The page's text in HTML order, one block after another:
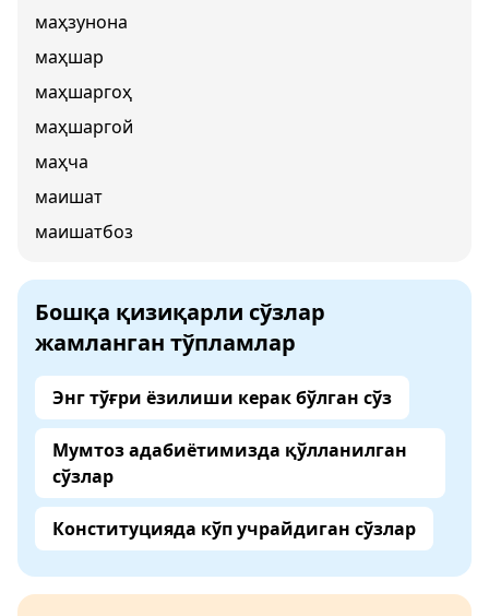
маҳзунона
маҳшар
маҳшаргоҳ
маҳшаргой
маҳча
маишат
маишатбоз
Бошқа қизиқарли сўзлар
жамланган тўпламлар
Энг тўғри ёзилиши керак бўлган сўз
Мумтоз адабиётимизда қўлланилган
сўзлар
Конституцияда кўп учрайдиган сўзлар